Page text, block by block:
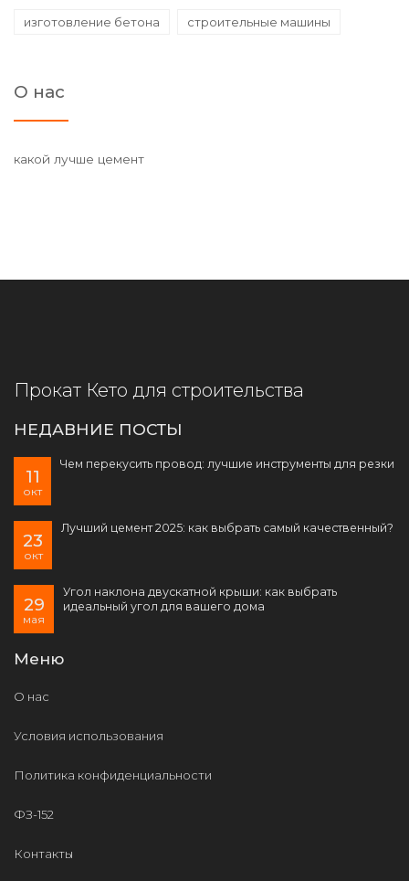
изготовление бетона строительные машины
О нас
какой лучше цемент
Прокат Кето для строительства
НЕДАВНИЕ ПОСТЫ
11
окт
Чем перекусить провод: лучшие инструменты для резки
23
окт
Лучший цемент 2025: как выбрать самый качественный?
29
мая
Угол наклона двускатной крыши: как выбрать
идеальный угол для вашего дома
Меню
О нас
Условия использования
Политика конфиденциальности
ФЗ-152
Контакты